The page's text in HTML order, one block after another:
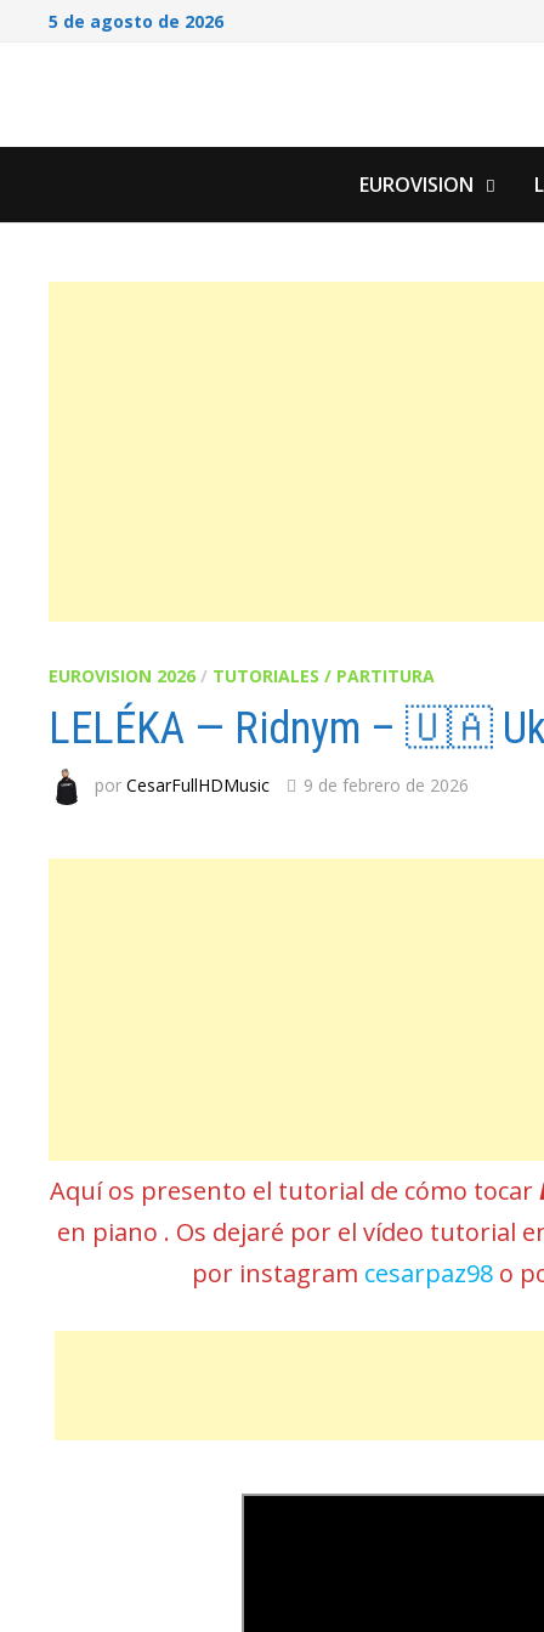
Saltar5 de agosto de 2026
EUROVISION
EUROVISION 2026 / TUTORIALES / PARTITURA
LELÉKA — Ridnym – 🇺🇦
porCesarFullHDMusic 9 de febrero de 2026
Aquí os presento el tutorial de cómo tocar
en piano . Os dejaré por el vídeo tutorial
por instagram cesarpaz98 o